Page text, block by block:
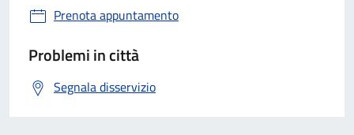
Prenota appuntamento
Problemi in città
Segnala disservizio